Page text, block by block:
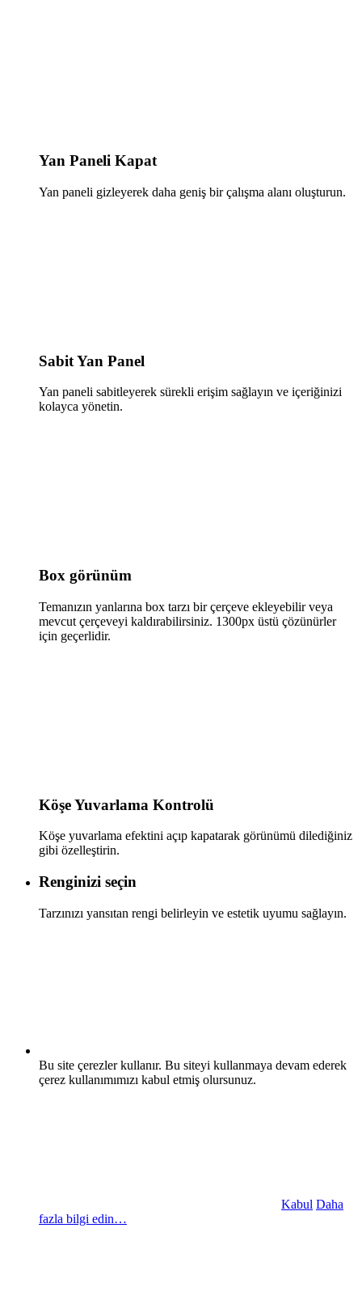
Yan Paneli Kapat
Yan paneli gizleyerek daha geniş bir çalışma alanı oluşturun.
Sabit Yan Panel
Yan paneli sabitleyerek sürekli erişim sağlayın ve içeriğinizi
kolayca yönetin.
Box görünüm
Temanızın yanlarına box tarzı bir çerçeve ekleyebilir veya
mevcut çerçeveyi kaldırabilirsiniz. 1300px üstü çözünürler
için geçerlidir.
Köşe Yuvarlama Kontrolü
Köşe yuvarlama efektini açıp kapatarak görünümü dilediğiniz
gibi özelleştirin.
Renginizi seçin
Tarzınızı yansıtan rengi belirleyin ve estetik uyumu sağlayın.
Bu site çerezler kullanır. Bu siteyi kullanmaya devam ederek
çerez kullanımımızı kabul etmiş olursunuz.
Kabul Daha
fazla bilgi edin…